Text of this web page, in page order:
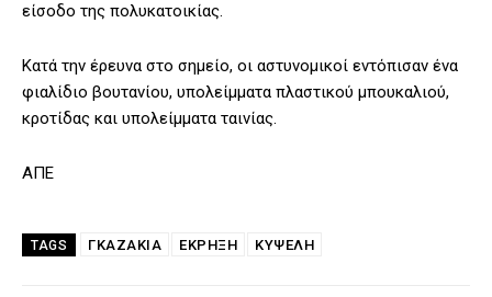
είσοδο της πολυκατοικίας.
Κατά την έρευνα στο σημείο, οι αστυνομικοί εντόπισαν ένα
φιαλίδιο βουτανίου, υπολείμματα πλαστικού μπουκαλιού,
κροτίδας και υπολείμματα ταινίας.
ΑΠΕ
TAGS ΓΚΑΖΆΚΙΑ ΈΚΡΗΞΗ ΚΥΨΕΛΗ